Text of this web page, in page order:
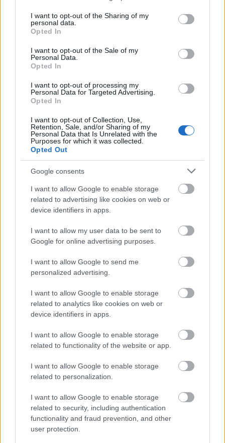
not limited to your visit or usage behaviour. You may click to
grant or deny consent to Google and its third-party tags to
use your data for below specified purposes in below Google
consent section.
I want to opt-out of the Sharing of my
personal data.
Opted In
I want to opt-out of the Sale of my
Personal Data.
Opted In
I want to opt-out of processing my
Personal Data for Targeted Advertising.
Opted In
I want to opt-out of Collection, Use,
Retention, Sale, and/or Sharing of my
Personal Data that Is Unrelated with the
Purposes for which it was collected.
Opted Out
Google consents
I want to allow Google to enable storage
related to advertising like cookies on web or
device identifiers in apps.
I want to allow my user data to be sent to
Google for online advertising purposes.
I want to allow Google to send me
personalized advertising.
I want to allow Google to enable storage
related to analytics like cookies on web or
device identifiers in apps.
I want to allow Google to enable storage
related to functionality of the website or app.
I want to allow Google to enable storage
related to personalization.
I want to allow Google to enable storage
related to security, including authentication
functionality and fraud prevention, and other
user protection.
A műszerfala tipikus csehszlovák dizájn a sok
hajlított-gömbölyített műanyag formával. Itt is
találni ismerős elemeket, például a kilométerórát és
Praga váltóB R I II A N gombjait.
Ami furcsa, hogy milyen tágasnak, átláthatónak tűnt
- és milyen jól melegedett, ugyanis a
panorámaablakok alkotta plusz üvegfelülethez
képest csak néhány nyitható ablak volt rajta. El se